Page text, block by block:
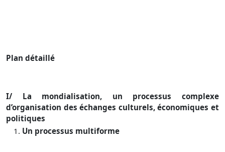
Plan détaillé
I/ La mondialisation, un processus complexe
d’organisation des échanges culturels, économiques et
politiques
Un processus multiforme